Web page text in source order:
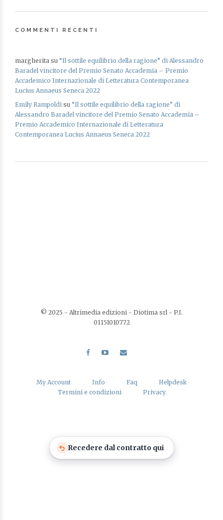
COMMENTI RECENTI
margherita su “Il sottile equilibrio della ragione” di Alessandro
Baradel vincitore del Premio Senato Accademia – Premio
Accademico Internazionale di Letteratura Contemporanea
Lucius Annaeus Seneca 2022
Emily Rampoldi su “Il sottile equilibrio della ragione” di
Alessandro Baradel vincitore del Premio Senato Accademia –
Premio Accademico Internazionale di Letteratura
Contemporanea Lucius Annaeus Seneca 2022
© 2025 - Altrimedia edizioni - Diotima srl - P.I.
01151010772
My Account Info Faq
Helpdesk
Termini e condizioni
Privacy
Recedere dal contratto qui